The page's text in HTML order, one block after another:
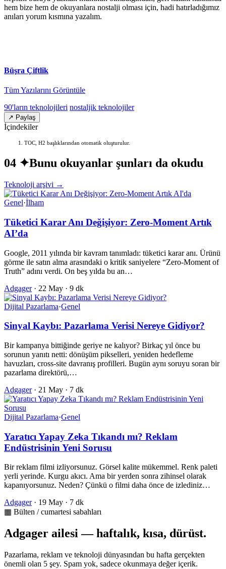
hem bize hem de okuyanlara nostalji olması için, hadi hatırladığımız
anıları yorum kısmına yazalım.
Büşra Çiftlik
Tüm Yazılarını Görüntüle
90'ların teknolojileri nostaljik teknolojiler
↗ Paylaş
İçindekiler
TOC, H2 başlıklarından otomatik oluşturulur.
04 ✦Bunu okuyanlar şunları da okudu
Teknoloji arşivi →
Genel·İlham
Tüketici Karar Anı Değişiyor: Zero-Moment Artık
AI’da
Google, 2011 yılında bir kavram tanımladı: tüketici karar anı. Ürünü
görme ile satın alma arasındaki o kritik saniyelere “Zero-Moment of
Truth” adını verdi. On beş yılda bu an…
Adgager · 22 May · 9 dk
Dijital Pazarlama·Genel
Sinyal Kaybı: Pazarlama Verisi Nereye Gidiyor?
Bir kampanya bittiğinde geriye ne kalıyor? Birkaç yıl önce bu
sorunun yanıtı netti: dönüşüm pikselleri, yeniden hedefleme
havuzları, cross-site davranış profilleri. Bugün aynı soruyu soran bir
pazarlama direktörü,…
Adgager · 21 May · 7 dk
Dijital Pazarlama·Genel
Yaratıcı Yapay Zeka Tıkandı mı? Reklam
Endüstrisinin Yeni Sorusu
Bir reklam filmi izliyorsunuz. Görsel kalite mükemmel. Renk paleti
yerli yerinde. Kurgu akıcı. Ama bir yerden sonra zihinsel olarak
kapanıyorsunuz. Neden? Çünkü o filmi daha önce de izlediniz…
Adgager · 19 May · 7 dk
▦ Bülten / cumartesi sabahları
Adgager ailesi — haftalık, kısa, dürüst.
Pazarlama, reklam ve teknoloji dünyasından bu hafta gerçekten
önemli olan 5 şey. Spam yok, sadece okunmaya değer içerik.